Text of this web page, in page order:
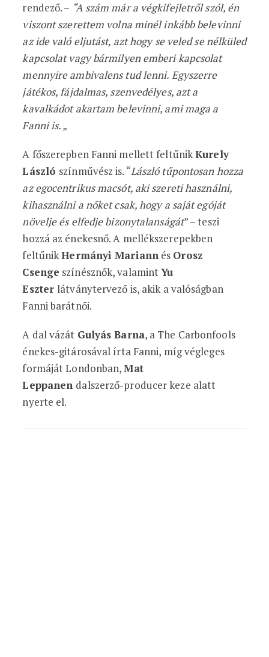
rendező. – “A szám már a végkifejletről szól, én
viszont szerettem volna minél inkább belevinni
az ide való eljutást, azt hogy se veled se nélküled
kapcsolat vagy bármilyen emberi kapcsolat
mennyire ambivalens tud lenni. Egyszerre
játékos, fájdalmas, szenvedélyes, azt a
kavalkádot akartam belevinni, ami maga a
Fanni is. „
A főszerepben Fanni mellett feltűnikKurely
László színművész is. “László tűpontosan hozza
az egocentrikus macsót, aki szereti használni,
kihasználni a nőket csak, hogy a saját egóját
növelje és elfedje bizonytalanságát” – teszi
hozzá az énekesnő. A mellékszerepekben
feltűnikHermányi Mariannés Orosz
Csenge színésznők, valamintYu
Eszter látványtervező is, akik a valóságban
Fanni barátnői.
A dal vázát Gulyás Barna, a The Carbonfools
énekes-gitárosával írta Fanni, míg végleges
formáját Londonban,Mat
Leppanen dalszerző-producer keze alatt
nyerte el.